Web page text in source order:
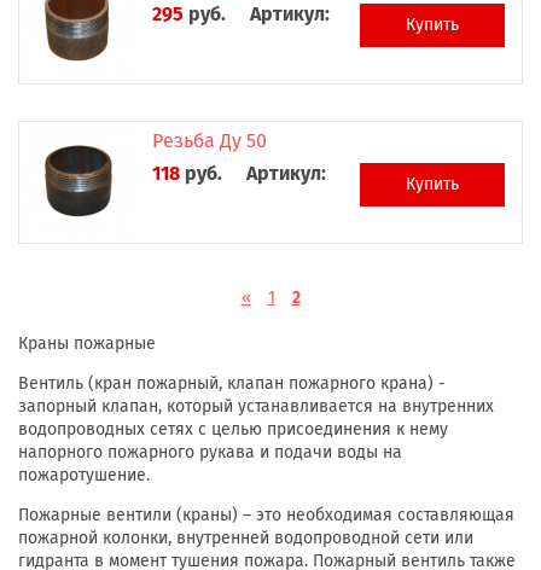
295 руб. Артикул: Купить
Резьба Ду 50
118 руб. Артикул: Купить
« 1 2
Краны пожарные
Вентиль (кран пожарный, клапан пожарного крана) -
запорный клапан, который устанавливается на внутренних
водопроводных сетях с целью присоединения к нему
напорного пожарного рукава и подачи воды на
пожаротушение.
Пожарные вентили (краны) – это необходимая составляющая
пожарной колонки, внутренней водопроводной сети или
гидранта в момент тушения пожара. Пожарный вентиль также